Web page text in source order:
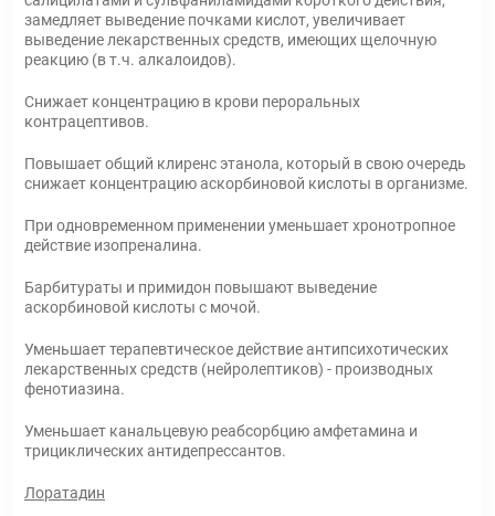
замедляет выведение почками кислот, увеличивает
выведение лекарственных средств, имеющих щелочную
реакцию (в т.ч. алкалоидов).
Снижает концентрацию в крови пероральных
контрацептивов.
Повышает общий клиренс этанола, который в свою очередь
снижает концентрацию аскорбиновой кислоты в организме.
При одновременном применении уменьшает хронотропное
действие изопреналина.
Барбитураты и примидон повышают выведение
аскорбиновой кислоты с мочой.
Уменьшает терапевтическое действие антипсихотических
лекарственных средств (нейролептиков) - производных
фенотиазина.
Уменьшает канальцевую реабсорбцию амфетамина и
трициклических антидепрессантов.
Лоратадин